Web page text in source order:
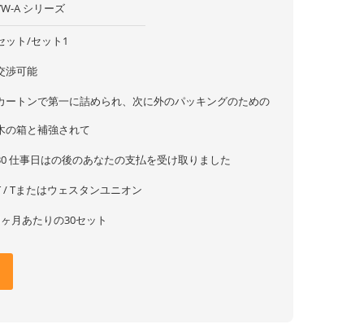
A シリーズ
ット/セット1
渉可能
ートンで第一に詰められ、次に外のパッキングのための
の箱と補強されて
仕事日はの後のあなたの支払を受け取りました
/ Tまたはウェスタンユニオン
月あたりの30セット